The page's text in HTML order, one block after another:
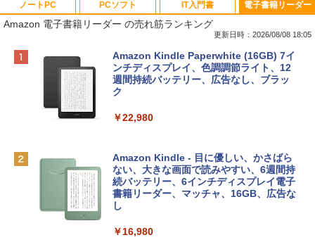
ノートPC
Apple 2026 MacBook Neo A18 Proチッ
プ搭載13インチノートブック：AIとAppl
e Intelligenceのために設計、Liquid Ret
inaディスプレイ、8GBユニファイドメモ
eTime HDカメラ、Touch ID - シルバー
tomtoc 360°保護 15.6 16インチ パソコ
ンケース Dell NEC Lavie ASUS HP dyna
book Lenovo対応
￥2,952
PCソフト
Robloxギフトカード - 800 Robux 【限
定バーチャルアイテムを含む】 【オンラ
インゲームコード】 ロブロックス | オン
ラインコード版
￥1,300
Robloxギフトカード - 1000 Robux 【限
定バーチャルアイテムを含む】 【オンラ
インゲームコード】 ロブロックス |オン
ラインコード版
IT入門書
生成AIパスポート公式テキスト 第４版
￥1,766
出す プロンプトの言葉 AI画像生成シリー
ズ (はぴーイラストLabo)
￥480
ClaudeCode いちばんやさしい 教科書:
電子書籍リーダー
Amazon 電子書籍リーダー の売れ筋ランキング
更新日時：2026/08/08 18:05
Amazon Kindle Paperwhite (16GB) 7イ
ンチディスプレイ、色調調節ライト、12
週間持続バッテリー、広告なし、ブラッ
ク
￥22,980
Amazon Kindle - 目に優しい、かさばら
ない、大きな画面で読みやすい、6週間持
続バッテリー、6インチディスプレイ電子
書籍リーダー、マッチャ、16GB、広告な
し
￥16,980